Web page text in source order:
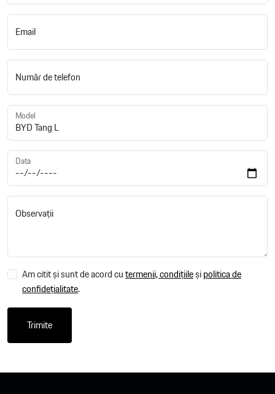
Email
Număr de telefon
Model
Data
Observații
Am citit și sunt de acord cutermenii, condițiileșipolitica de
confidețialitate.
Trimite